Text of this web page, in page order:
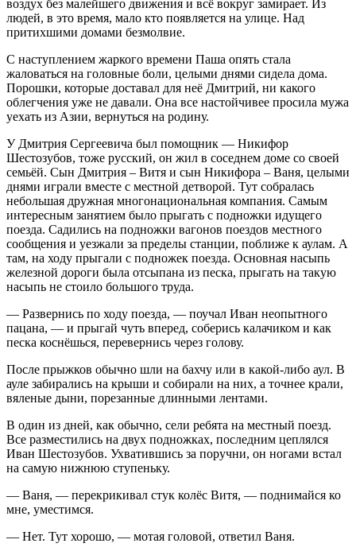
воздух без малейшего движения и всё вокруг замирает. Из
людей, в это время, мало кто появляется на улице. Над
притихшими домами безмолвие.
С наступлением жаркого времени Паша опять стала
жаловаться на головные боли, целыми днями сидела дома.
Порошки, которые доставал для неё Дмитрий, ни какого
облегчения уже не давали. Она все настойчивее просила мужа
уехать из Азии, вернуться на родину.
У Дмитрия Сергеевича был помощник — Никифор
Шестозубов, тоже русский, он жил в соседнем доме со своей
семьёй. Сын Дмитрия – Витя и сын Никифора – Ваня, целыми
днями играли вместе с местной детворой. Тут собралась
небольшая дружная многонациональная компания. Самым
интересным занятием было прыгать с подножки идущего
поезда. Садились на подножки вагонов поездов местного
сообщения и уезжали за пределы станции, поближе к аулам. А
там, на ходу прыгали с подножек поезда. Основная насыпь
железной дороги была отсыпана из песка, прыгать на такую
насыпь не стоило большого труда.
— Развернись по ходу поезда, — поучал Иван неопытного
пацана, — и прыгай чуть вперед, соберись калачиком и как
песка коснёшься, перевернись через голову.
После прыжков обычно шли на бахчу или в какой-либо аул. В
ауле забирались на крыши и собирали на них, а точнее крали,
вяленые дыни, порезанные длинными лентами.
В один из дней, как обычно, сели ребята на местный поезд.
Все разместились на двух подножках, последним цеплялся
Иван Шестозубов. Ухватившись за поручни, он ногами встал
на самую нижнюю ступеньку.
— Ваня, — перекрикивал стук колёс Витя, — поднимайся ко
мне, уместимся.
— Нет. Тут хорошо, — мотая головой, ответил Ваня.